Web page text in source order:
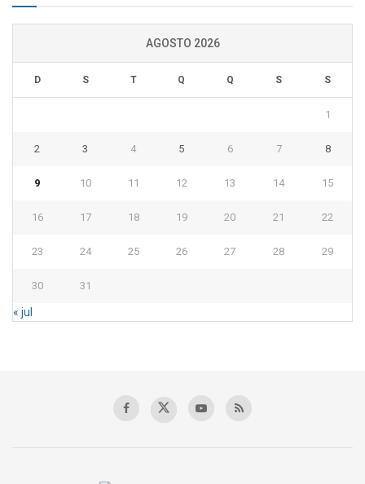
AGOSTO 2026
D S T Q Q S S
1
2 3 4 5 6 7 8
9 10 11 12 13 14 15
16 17 18 19 20 21 22
23 24 25 26 27 28 29
30 31
« jul